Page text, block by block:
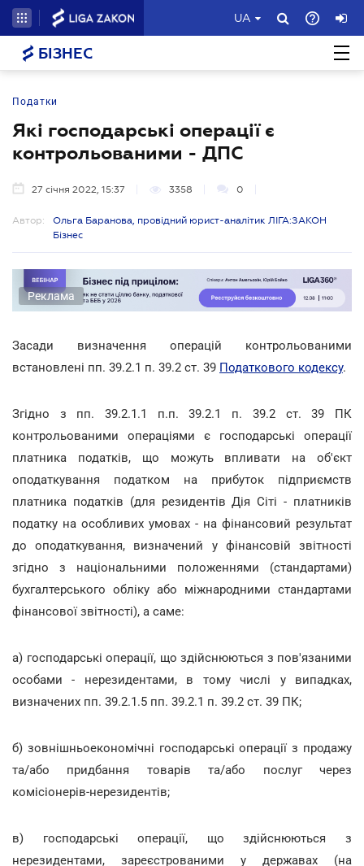
UA
БІЗНЕС
Податки
Які господарські операції є
контрольованими - ДПС
27 січня 2022, 15:37 3358 0
Автор:
Ольга Баранова, провідний юрист-аналітик ЛІГА:ЗАКОН
Бізнес
Реклама
Засади визначення операцій контрольованими
встановлені пп. 39.2.1 п. 39.2 ст. 39 Податкового кодексу.
Згідно з пп. 39.2.1.1 п.п. 39.2.1 п. 39.2 ст. 39 ПК
контрольованими операціями є господарські операції
платника податків, що можуть впливати на об'єкт
оподаткування податком на прибуток підприємств
платника податків (для резидентів Дія Сіті - платників
податку на особливих умовах - на фінансовий результат
до оподаткування, визначений у фінансовій звітності
згідно з національними положеннями (стандартами)
бухгалтерського обліку або міжнародними стандартами
фінансової звітності), а саме:
а) господарські операції, що здійснюються з пов'язаними
особами - нерезидентами, в тому числі у випадках,
визначених пп. 39.2.1.5 пп. 39.2.1 п. 39.2 ст. 39 ПК;
б) зовнішньоекономічні господарські операції з продажу
та/або придбання товарів та/або послуг через
комісіонерів-нерезидентів;
в) господарські операції, що здійснюються з
нерезидентами, зареєстрованими у державах (на